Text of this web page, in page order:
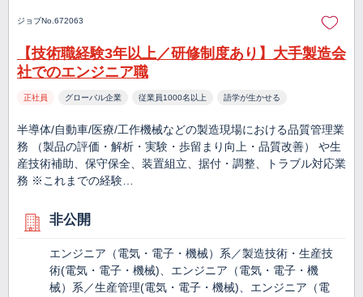
ジョブNo.672063
【技術職経験3年以上／研修制度あり】大手製造会
社でのエンジニア職
正社員 グローバル企業 従業員1000名以上 語学が生かせる
半導体/自動車/医療/工作機械などの製造現場における品質管理業
務 （製品の評価・解析・実験・歩留まり向上・品質改善） や生
産技術補助、保守保全、装置組立、据付・調整、トラブル対応業
務 ※これまでの経験…
非公開
エンジニア（電気・電子・機械）系／製造技術・生産技
術(電気・電子・機械)、エンジニア（電気・電子・機
械）系／生産管理(電気・電子・機械)、エンジニア（電